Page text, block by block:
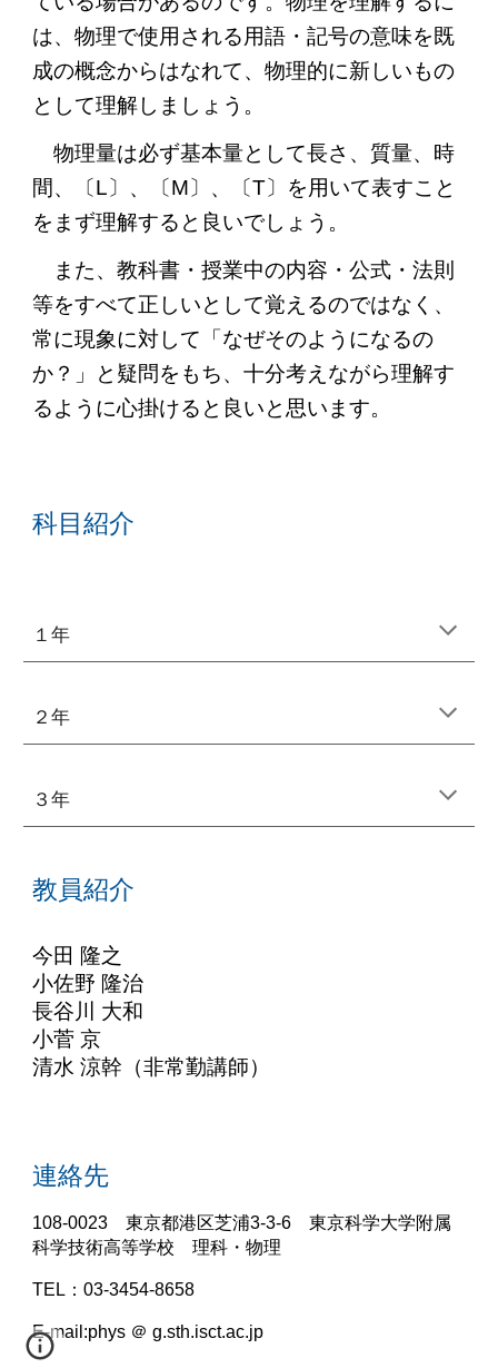
は、物理で使用される用語・記号の意味を既
成の概念からはなれて、物理的に新しいもの
として理解しましょう。
物理量は必ず基本量として長さ、質量、時
間、〔L〕、〔M〕、〔T〕を用いて表すこと
をまず理解すると良いでしょう。
また、教科書・授業中の内容・公式・法則
等をすべて正しいとして覚えるのではなく、
常に現象に対して「なぜそのようになるの
か？」と疑問をもち、十分考えながら理解す
るように心掛けると良いと思います。
科目紹介
１年
２年
３年
教員紹介
今田 隆之
小佐野 隆治
長谷川 大和
小菅 京
清水 涼幹（非常勤講師）
連絡先
108-0023 東京都港区芝浦3-3-6 東京科学大学附属
科学技術高等学校 理科・物理
TEL：03-3454-8658
E-mail:phys ＠ g.sth.isct.ac.jp